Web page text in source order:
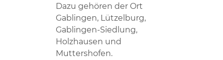
Dazu gehören der Ort
Gablingen, Lützelburg,
Gablingen-Siedlung,
Holzhausen und
Muttershofen.